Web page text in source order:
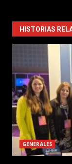
HISTORIAS
GENERALES